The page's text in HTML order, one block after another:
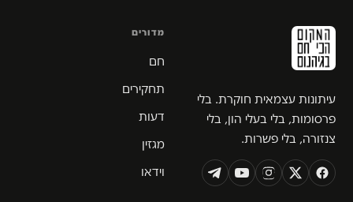
עיתונות עצמאית חוקרת. בלי
פרסומות, בלי בעלי הון, בלי
צנזורה, בלי פשרות.
מדורים
חם
תחקירים
דעות
מגזין
וידאו